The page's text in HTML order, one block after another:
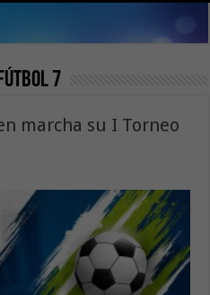
7
marcha su I Torneo